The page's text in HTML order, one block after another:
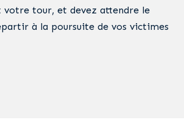
votre tour, et devez attendre le
à la poursuite de vos victimes